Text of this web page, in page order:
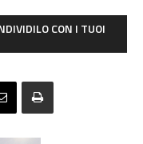
CON I TUOI